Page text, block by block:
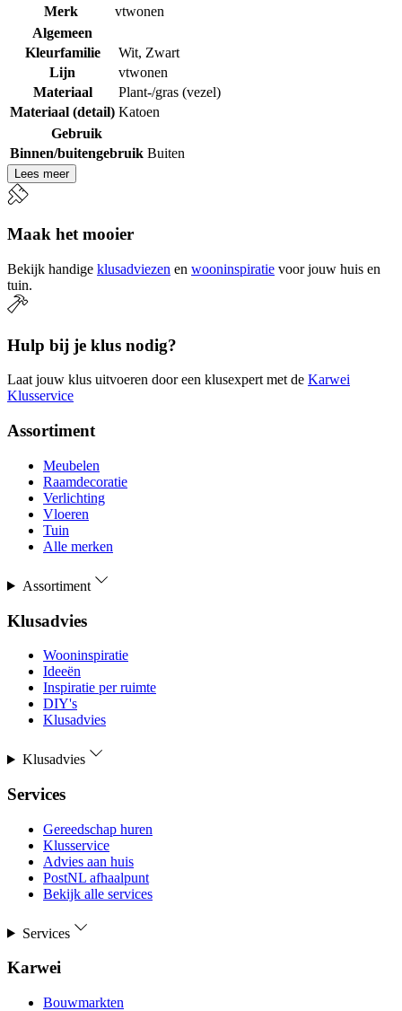
Merk
vtwonen
Algemeen
Kleurfamilie
Wit, Zwart
Lijn
vtwonen
Materiaal
Plant-/gras (vezel)
Materiaal (detail) Katoen
Gebruik
Binnen/buitengebruik Buiten
Lees meer
Maak het mooier
Bekijk handige klusadviezen en wooninspiratie voor jouw huis en
tuin.
Hulp bij je klus nodig?
Laat jouw klus uitvoeren door een klusexpert met de Karwei
Klusservice
Assortiment
Meubelen
Raamdecoratie
Verlichting
Vloeren
Tuin
Alle merken
Assortiment
Klusadvies
Wooninspiratie
Ideeën
Inspiratie per ruimte
DIY's
Klusadvies
Klusadvies
Services
Gereedschap huren
Klusservice
Advies aan huis
PostNL afhaalpunt
Bekijk alle services
Services
Karwei
Bouwmarkten